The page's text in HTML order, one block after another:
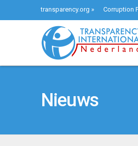
transparency.org » Corruption
Nieuws